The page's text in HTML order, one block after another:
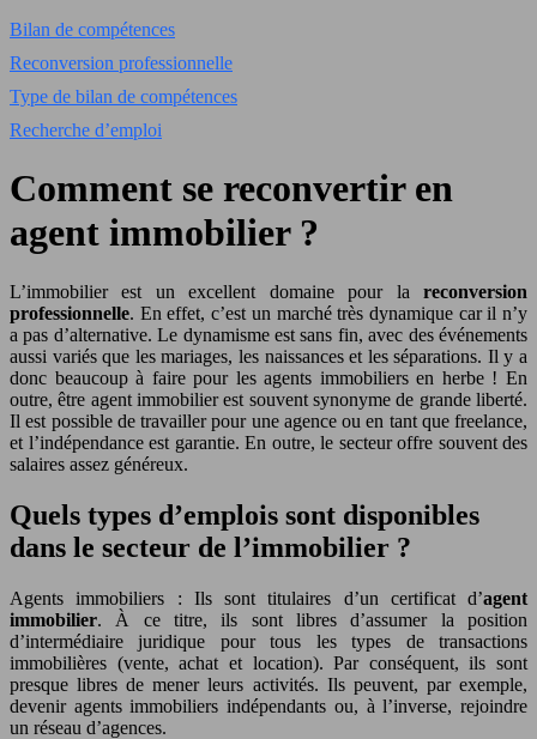
Bilan de compétences
Reconversion professionnelle
Type de bilan de compétences
Recherche d’emploi
Comment se reconvertir en
agent immobilier ?
L’immobilier est un excellent domaine pour la reconversion
professionnelle. En effet, c’est un marché très dynamique car il n’y
a pas d’alternative. Le dynamisme est sans fin, avec des événements
aussi variés que les mariages, les naissances et les séparations. Il y a
donc beaucoup à faire pour les agents immobiliers en herbe ! En
outre, être agent immobilier est souvent synonyme de grande liberté.
Il est possible de travailler pour une agence ou en tant que freelance,
et l’indépendance est garantie. En outre, le secteur offre souvent des
salaires assez généreux.
Quels types d’emplois sont disponibles
dans le secteur de l’immobilier ?
Agents immobiliers : Ils sont titulaires d’un certificat d’agent
immobilier. À ce titre, ils sont libres d’assumer la position
d’intermédiaire juridique pour tous les types de transactions
immobilières (vente, achat et location). Par conséquent, ils sont
presque libres de mener leurs activités. Ils peuvent, par exemple,
devenir agents immobiliers indépendants ou, à l’inverse, rejoindre
un réseau d’agences.